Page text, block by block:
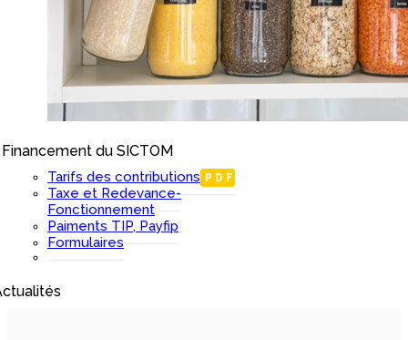
Financement du SICTOM
Tarifs des contributions PDF
Taxe et Redevance-
Fonctionnement
Paiments TIP, Payfip
Formulaires